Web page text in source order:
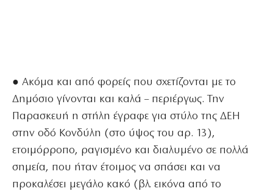
● Ακόμα και από φορείς που σχετίζονται με το
Δημόσιο γίνονται και καλά – περιέργως. Την
Παρασκευή η στήλη έγραφε για στύλο της ΔΕΗ
στην οδό Κονδύλη (στο ύψος του αρ. 13),
ετοιμόρροπο, ραγισμένο και διαλυμένο σε πολλά
σημεία, που ήταν έτοιμος να σπάσει και να
προκαλέσει μεγάλο κακό (βλ. εικόνα από το